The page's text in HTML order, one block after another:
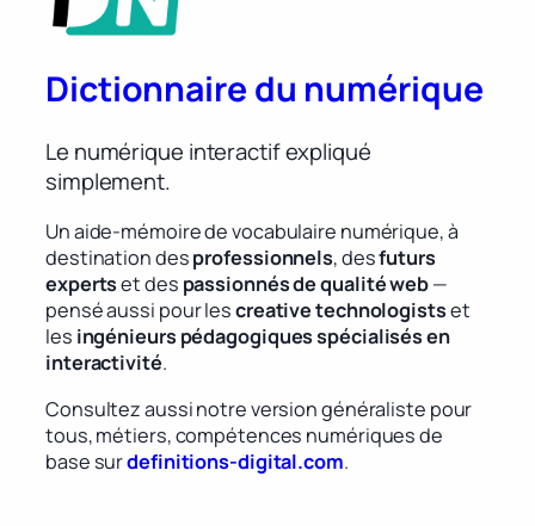
Dictionnaire du numérique
Le numérique interactif expliqué
simplement.
Un aide-mémoire de vocabulaire numérique, à
destination desprofessionnels, desfuturs
expertset des passionnés de qualité web—
pensé aussi pour lescreative technologistset
les ingénieurs pédagogiques spécialisés en
interactivité.
Consultez aussi notre version généraliste pour
tous, métiers, compétences numériques de
base surdefinitions-digital.com.